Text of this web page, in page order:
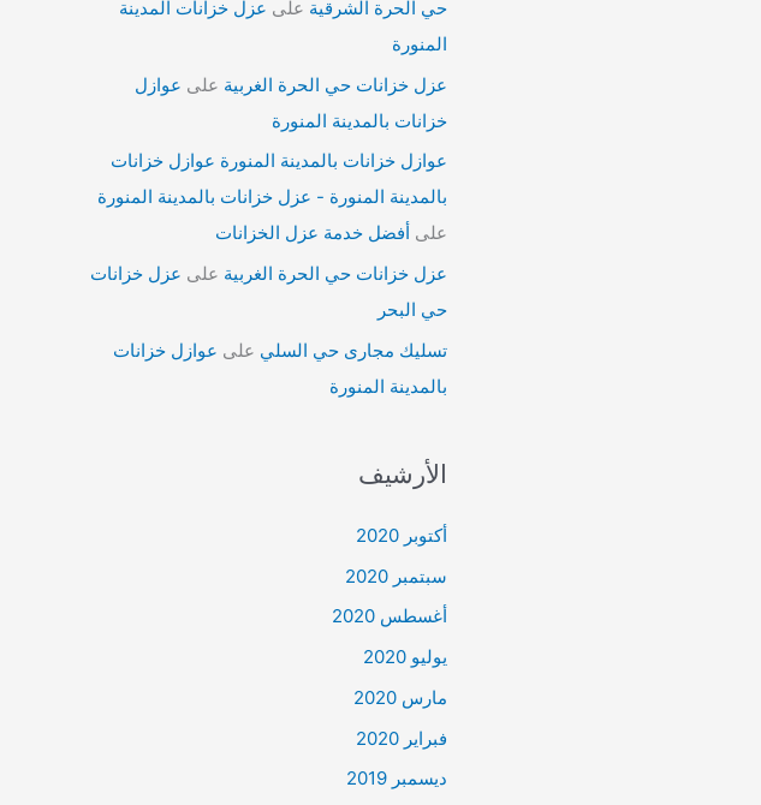
حي الحرة الشرقية على عزل خزانات المدينة
المنورة
عزل خزانات حي الحرة الغربية على عوازل
خزانات بالمدينة المنورة
عوازل خزانات بالمدينة المنورة عوازل خزانات
بالمدينة المنورة - عزل خزانات بالمدينة المنورة
على أفضل خدمة عزل الخزانات
عزل خزانات حي الحرة الغربية على عزل خزانات
حي البحر
تسليك مجارى حي السلي على عوازل خزانات
بالمدينة المنورة
الأرشيف
أكتوبر 2020
سبتمبر 2020
أغسطس 2020
يوليو 2020
مارس 2020
فبراير 2020
ديسمبر 2019